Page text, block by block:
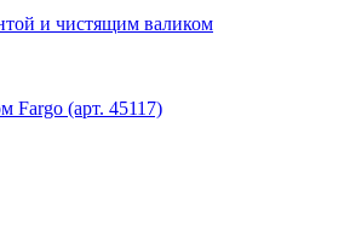
и чистящим валиком
Fargo (арт. 45117)